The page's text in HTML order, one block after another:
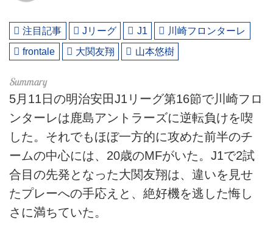
注目記事 Jリーグ J1
川崎フロンターレ
frontale
大関友翔 山本悠樹
5月11日の明治安田J1リーグ第16節で川崎フロ
ンターレは鹿島アントラーズに逆転負けを喫
した。それでもほぼ一方的に攻めた前半のチ
ームの中心には、20歳のMFがいた。J1で2試
合目の先発となった大関友翔は、違いを見せ
たプレーへの手応えと、絶好機を逃した悔し
さに満ちていた。